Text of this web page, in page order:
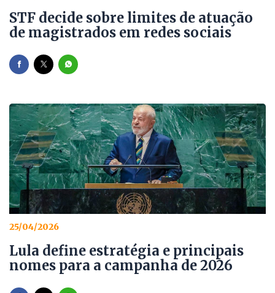
STF decide sobre limites de atuação
de magistrados em redes sociais
25/04/2026
Lula define estratégia e principais
nomes para a campanha de 2026